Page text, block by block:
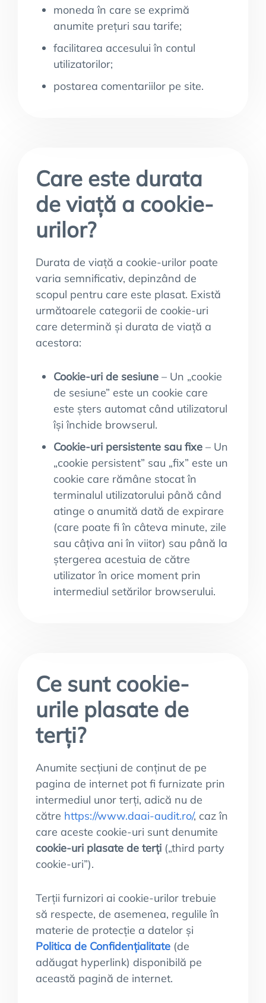
moneda în care se exprimă
anumite prețuri sau tarife;
facilitarea accesului în contul
utilizatorilor;
postarea comentariilor pe site.
Care este durata
de viață a cookie-
urilor?
Durata de viață a cookie-urilor poate
varia semnificativ, depinzând de
scopul pentru care este plasat. Există
următoarele categorii de cookie-uri
care determină și durata de viață a
acestora:
Cookie-uri de sesiune – Un „cookie
de sesiune” este un cookie care
este șters automat când utilizatorul
își închide browserul.
Cookie-uri persistente sau fixe – Un
„cookie persistent” sau „fix” este un
cookie care rămâne stocat în
terminalul utilizatorului până când
atinge o anumită dată de expirare
(care poate fi în câteva minute, zile
sau câțiva ani în viitor) sau până la
ștergerea acestuia de către
utilizator în orice moment prin
intermediul setărilor browserului.
Ce sunt cookie-
urile plasate de
terți?
Anumite secțiuni de conținut de pe
pagina de internet pot fi furnizate prin
intermediul unor terți, adică nu de
către https://www.daai-audit.ro/, caz în
care aceste cookie-uri sunt denumite
cookie-uri plasate de terți („third party
cookie-uri”).
Terții furnizori ai cookie-urilor trebuie
să respecte, de asemenea, regulile în
materie de protecție a datelor și
Politica de Confidențialitate (de
adăugat hyperlink) disponibilă pe
această pagină de internet.